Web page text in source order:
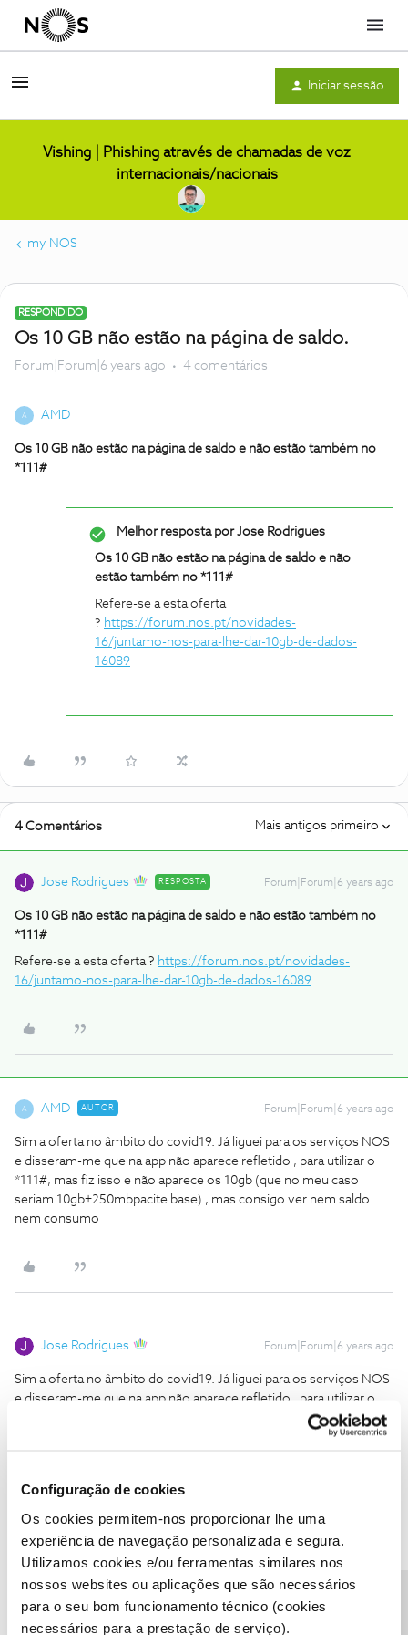
Configuração de cookies
Os cookies permitem-nos proporcionar lhe uma
experiência de navegação personalizada e segura.
Utilizamos cookies e/ou ferramentas similares nos
nossos websites ou aplicações que são necessários
para o seu bom funcionamento técnico (cookies
necessários para a prestação de serviço).
Menu
Iniciar sessão
Vishing | Phishing através de chamadas de voz
internacionais/nacionais
my NOS
RESPONDIDO
Os 10 GB não estão na página de saldo.
Forum|Forum|6 years ago 4 comentários
A AMD
Os 10 GB não estão na página de saldo e não estão também no
*111#
Melhor resposta porJose Rodrigues
Os 10 GB não estão na página de saldo e não
estão também no *111#
Refere-se a esta oferta
? https://forum.nos.pt/novidades-
16/juntamo-nos-para-lhe-dar-10gb-de-dados-
16089
4 Comentários Mais antigos primeiro
Jose Rodrigues RESPOSTA Forum|Forum|6 years ago
Os 10 GB não estão na página de saldo e não estão também no
*111#
Refere-se a esta oferta ? https://forum.nos.pt/novidades-
16/juntamo-nos-para-lhe-dar-10gb-de-dados-16089
A AMD AUTOR Forum|Forum|6 years ago
Sim a oferta no âmbito do covid19. Já liguei para os serviços NOS
e disseram-me que na app não aparece refletido , para utilizar o
*111#, mas fiz isso e não aparece os 10gb (que no meu caso
seriam 10gb+250mbpacite base) , mas consigo ver nem saldo
nem consumo
Jose Rodrigues Forum|Forum|6 years ago
Sim a oferta no âmbito do covid19. Já liguei para os serviços NOS
e disseram-me que na app não aparece refletido , para utilizar o
*111#, mas fiz isso e não aparece os 10gb (que no meu caso
seriam 10gb+250mbpacite base) , mas consigo ver nem saldo
mas tem o seu telemovel registado na sua Área de Cliente. Certo
numero de cliente NOS à moderadora@Ana P.e aguardar ser
contactado.